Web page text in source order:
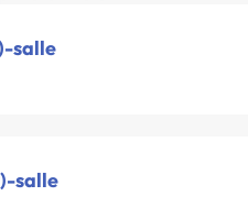
salle
salle